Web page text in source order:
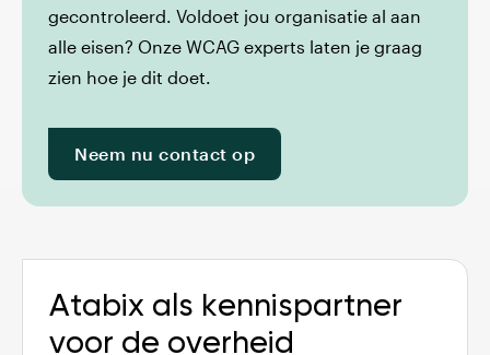
gecontroleerd. Voldoet jou organisatie al aan
alle eisen? Onze WCAG experts laten je graag
zien hoe je dit doet.
Neem nu contact op
Atabix als kennispartner
voor de overheid